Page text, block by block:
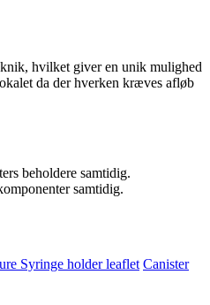
hvilket giver en unik mulighed
da der hverken kræves afløb
beholdere samtidig.
samtidig.
Syringe holder leaflet Canister